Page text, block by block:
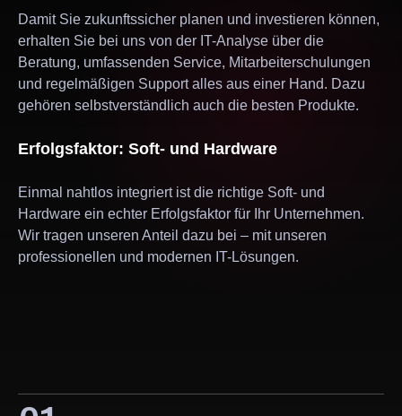
Damit Sie zukunftssicher planen und investieren können,
erhalten Sie bei uns von der IT-Analyse über die
Beratung, umfassenden Service, Mitarbeiterschulungen
und regelmäßigen Support alles aus einer Hand. Dazu
gehören selbstverständlich auch die besten Produkte.
Erfolgsfaktor: Soft- und Hardware
Einmal nahtlos integriert ist die richtige Soft- und
Hardware ein echter Erfolgsfaktor für Ihr Unternehmen.
Wir tragen unseren Anteil dazu bei – mit unseren
professionellen und modernen IT-Lösungen.